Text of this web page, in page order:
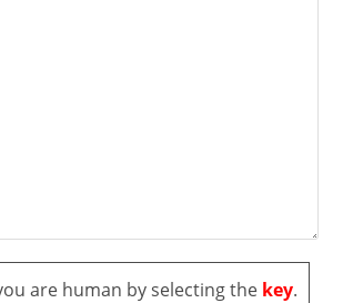
are human by selecting the key.